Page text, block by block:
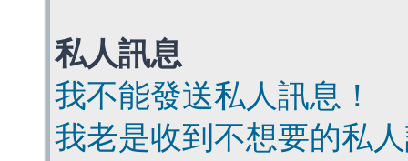
私人訊息
我不能發送私人訊息！
我老是收到不想要的私